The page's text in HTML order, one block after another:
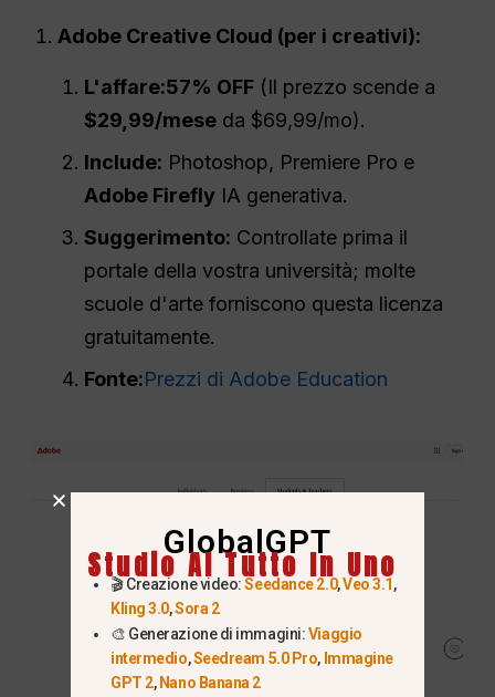
Adobe Creative Cloud (per i creativi):
L'affare:57% OFF (Il prezzo scende a
$29,99/mese da $69,99/mo).
Include: Photoshop, Premiere Pro e
Adobe Firefly IA generativa.
Suggerimento: Controllate prima il
portale della vostra università; molte
scuole d'arte forniscono questa licenza
gratuitamente.
Fonte:Prezzi di Adobe Education
GlobalGPT
Studio AI Tutto In Uno
🎬 Creazione video:Seedance 2.0,Veo 3.1,
Kling 3.0,Sora 2
🎨 Generazione di immagini:Viaggio
intermedio,Seedream 5.0 Pro, Immagine
GPT 2, Nano Banana 2